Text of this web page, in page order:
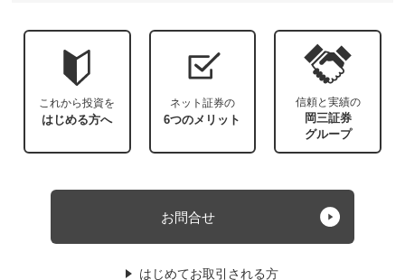
これから投資を
はじめる方へ
ネット証券の
6つのメリット
信頼と実績の
岡三証券
グループ
お問合せ
はじめてお取引される方